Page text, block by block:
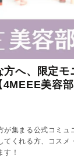
へ、限定モ
美容
が集まる公式コミ
てくれる方、コスメ
す！